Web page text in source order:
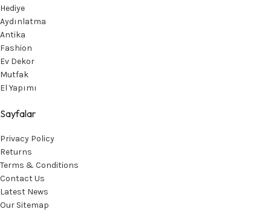
Hediye
Aydınlatma
Antika
Fashion
Ev Dekor
Mutfak
El Yapımı
Sayfalar
Privacy Policy
Returns
Terms & Conditions
Contact Us
Latest News
Our Sitemap